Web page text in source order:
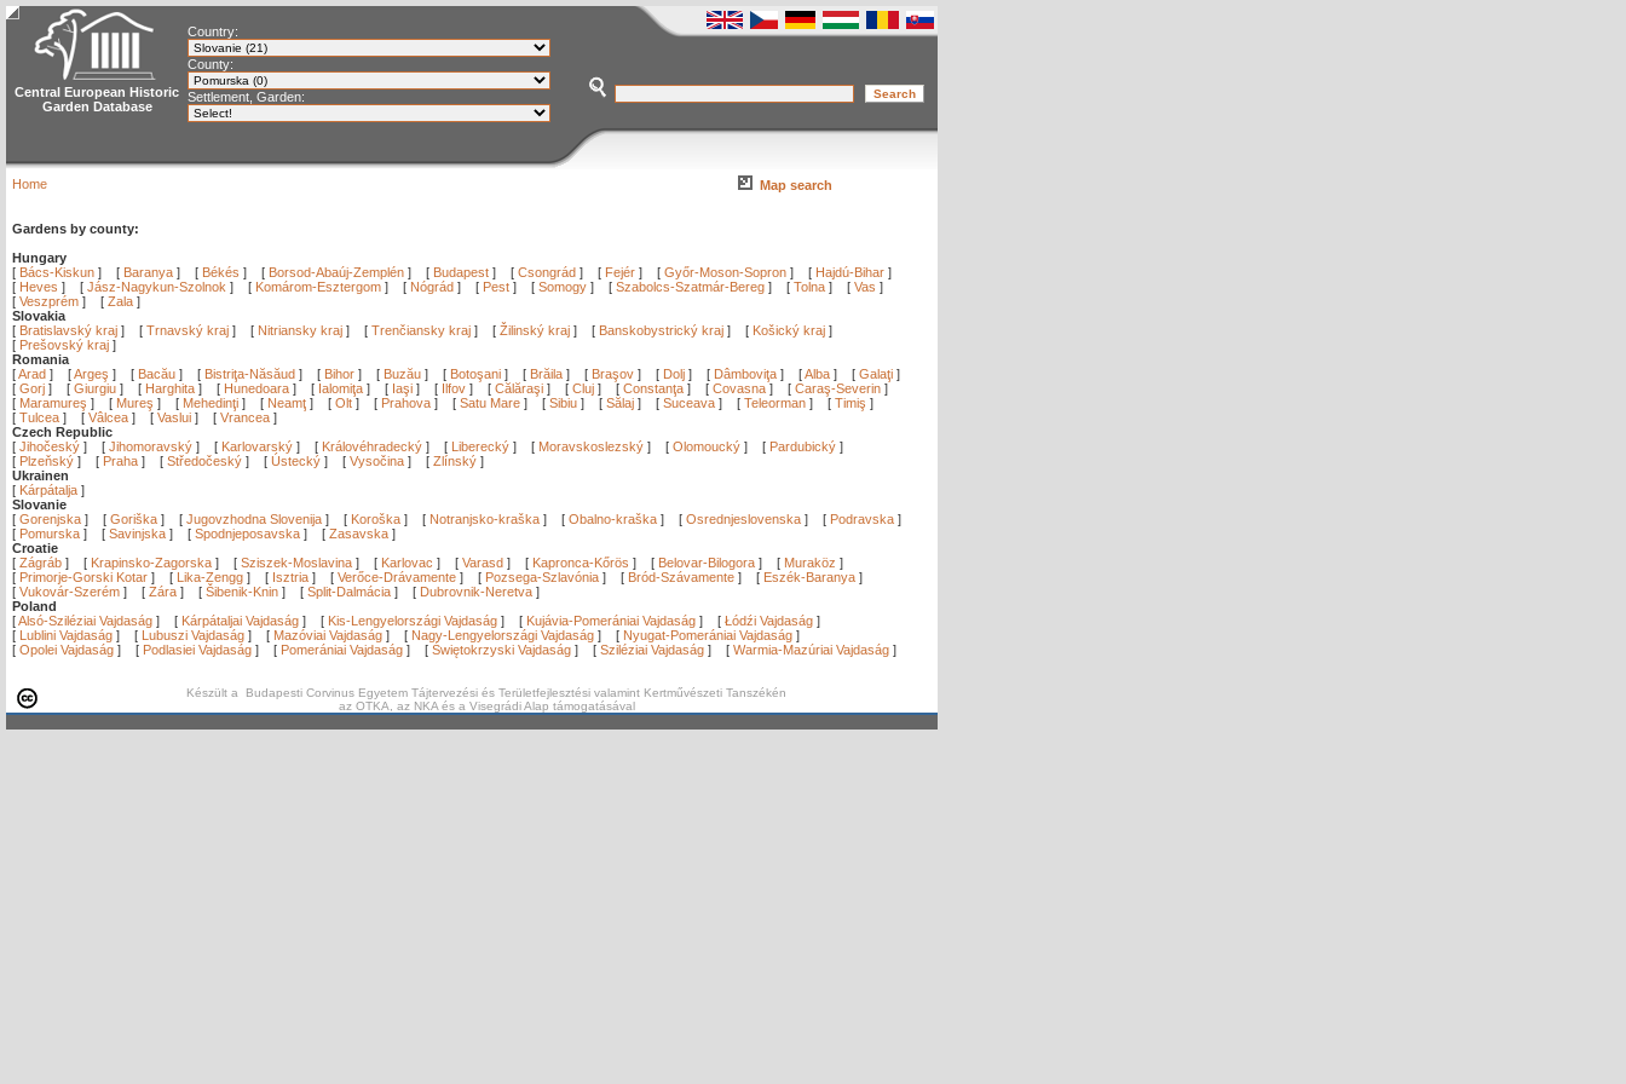
Central European Historic
Garden Database
Country:
County:
Settlement, Garden:
Home Map search
Gardens by county:
Hungary
[ Bács-Kiskun ] [ Baranya ] [ Békés ] [ Borsod-Abaúj-Zemplén ] [ Budapest ] [ Csongrád ] [ Fejér ] [ Győr-Moson-Sopron ] [ Hajdú-Bihar ]
[ Heves ] [ Jász-Nagykun-Szolnok ] [ Komárom-Esztergom ] [ Nógrád ] [ Pest ] [ Somogy ] [ Szabolcs-Szatmár-Bereg ] [ Tolna ] [ Vas ]
[ Veszprém ] [ Zala ]
Slovakia
[ Bratislavský kraj ] [ Trnavský kraj ] [ Nitriansky kraj ] [ Trenčiansky kraj ] [ Žilinský kraj ] [ Banskobystrický kraj ] [ Košický kraj ]
[ Prešovský kraj ]
Romania
[Arad ] [Argeş ] [ Bacău ] [ Bistriţa-Năsăud ] [ Bihor ] [ Buzău ] [ Botoşani ] [ Brăila ] [ Braşov ] [ Dolj ] [ Dâmboviţa ] [Alba ] [ Galaţi ]
[ Gorj ] [ Giurgiu ] [ Harghita ] [ Hunedoara ] [ Ialomiţa ] [ Iaşi ] [ Ilfov ] [ Călăraşi ] [ Cluj ] [ Constanţa ] [ Covasna ] [ Caraş-Severin ]
[ Maramureş ] [ Mureş ] [ Mehedinţi ] [ Neamţ ] [ Olt ] [ Prahova ] [ Satu Mare ] [ Sibiu ] [ Sălaj ] [ Suceava ] [ Teleorman ] [ Timiş ]
[ Tulcea ] [ Vâlcea ] [ Vaslui ] [ Vrancea ]
Czech Republic
[ Jihočeský ] [ Jihomoravský ] [ Karlovarský ] [ Královéhradecký ] [ Liberecký ] [ Moravskoslezský ] [ Olomoucký ] [ Pardubický ]
[ Plzeňský ] [ Praha ] [ Středočeský ] [ Ústecký ] [ Vysočina ] [ Zlínský ]
Ukrainen
[ Kárpátalja ]
Slovanie
[ Gorenjska ] [ Goriška ] [ Jugovzhodna Slovenija ] [ Koroška ] [ Notranjsko-kraška ] [ Obalno-kraška ] [ Osrednjeslovenska ] [ Podravska ]
[ Pomurska ] [ Savinjska ] [ Spodnjeposavska ] [ Zasavska ]
Croatie
[ Zágráb ] [ Krapinsko-Zagorska ] [ Sziszek-Moslavina ] [ Karlovac ] [ Varasd ] [ Kapronca-Kőrös ] [ Belovar-Bilogora ] [ Muraköz ]
[ Primorje-Gorski Kotar ] [ Lika-Zengg ] [ Isztria ] [ Verőce-Drávamente ] [ Pozsega-Szlavónia ] [ Bród-Szávamente ] [ Eszék-Baranya ]
[ Vukovár-Szerém ] [ Zára ] [ Šibenik-Knin ] [ Split-Dalmácia ] [ Dubrovnik-Neretva ]
Poland
[Alsó-Sziléziai Vajdaság ] [ Kárpátaljai Vajdaság ] [ Kis-Lengyelországi Vajdaság ] [ Kujávia-Pomerániai Vajdaság ] [ Łódźi Vajdaság ]
[ Lublini Vajdaság ] [ Lubuszi Vajdaság ] [ Mazóviai Vajdaság ] [ Nagy-Lengyelországi Vajdaság ] [ Nyugat-Pomerániai Vajdaság ]
[ Opolei Vajdaság ] [ Podlasiei Vajdaság ] [ Pomerániai Vajdaság ] [ Świętokrzyski Vajdaság ] [ Sziléziai Vajdaság ] [ Warmia-Mazúriai Vajdaság ]
Készült a Budapesti Corvinus Egyetem Tájtervezési és Területfejlesztési valamint Kertművészeti Tanszékén
az OTKA, az NKA és a Visegrádi Alap támogatásával